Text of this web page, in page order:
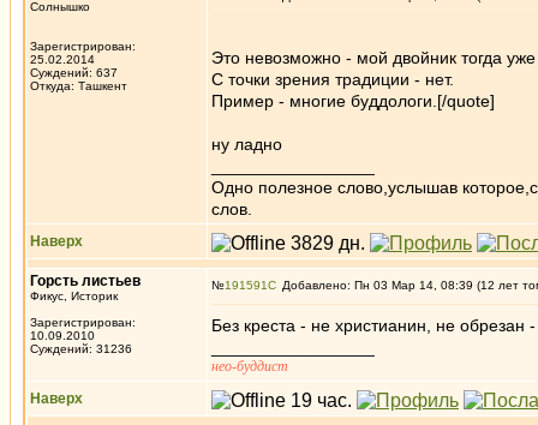
Солнышко
Зарегистрирован:
25.02.2014
Суждений: 637
Откуда: Ташкент
Это невозможно - мой двойник тогда
С точки зрения традиции - нет.
Пример - многие буддологи.[/quote]
ну ладно
Одно полезное слово,услышав
слов.
Наверх
Горсть листьев
Фикус, Историк
Зарегистрирован:
10.09.2010
Суждений: 31236
№191591 Добавлено: Пн 03 Мар 14, 08:39 (12 лет
Без креста - не христианин, не обрезан
нео-буддист
Наверх